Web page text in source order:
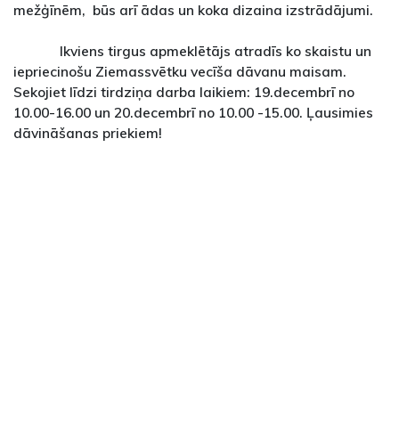
mežģīnēm, būs arī ādas un koka dizaina izstrādājumi.
Ikviens tirgus apmeklētājs atradīs ko skaistu un
iepriecinošu Ziemassvētku vecīša dāvanu maisam.
Sekojiet līdzi tirdziņa darba laikiem: 19.decembrī no
10.00-16.00 un 20.decembrī no 10.00 -15.00. Ļausimies
dāvināšanas priekiem!